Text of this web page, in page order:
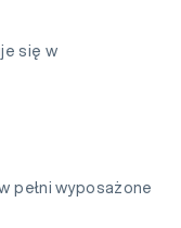
się w
pełni wyposażone